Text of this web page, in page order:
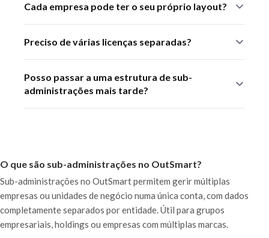
clientes, ordens de trabalho e faturação. O gestor
central alterna entre entidades e vê relatórios
consolidados.
Cada empresa pode ter o seu próprio layout?
identidade visual nos documentos e na comunicação
com o cliente.
Preciso de várias licenças separadas?
medida da sua organização. Os planos começam em 168
€/ano — a equipa OutSmart está disponível para mais
informações.
Posso passar a uma estrutura de sub-
administrações mais tarde?
O que são sub-administrações no OutSmart?
Sub-administrações no OutSmart permitem gerir múltiplas
empresas ou unidades de negócio numa única conta, com dados
completamente separados por entidade. Útil para grupos
empresariais, holdings ou empresas com múltiplas marcas.